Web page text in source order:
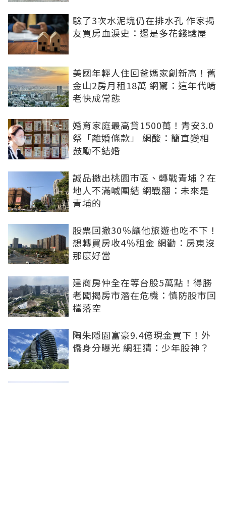
驗了3次水泥塊仍在排水孔 作家揭
友買房血淚史：還是多花錢驗屋
美國年輕人住回爸媽家創新高！舊
金山2房月租18萬 網驚：這年代啃
老快成常態
婚育家庭最高貸1500萬！青安3.0
祭「離婚條款」 網酸：簡直變相
鼓勵不結婚
誠品撤出桃園市區、轉戰青埔？在
地人不滿喊團結 網戰翻：未來是
青埔的
股票回撤30％讓他旅遊也吃不下！
想轉買房收4％租金 網勸：房東沒
那麼好當
建商房仲全在等台股5萬點！得勝
老闆揭房市潛在危機：慎防股市回
檔落空
陶朱隱園富豪9.4億現金買下！外
僑身分曝光 網狂猜：少年股神？